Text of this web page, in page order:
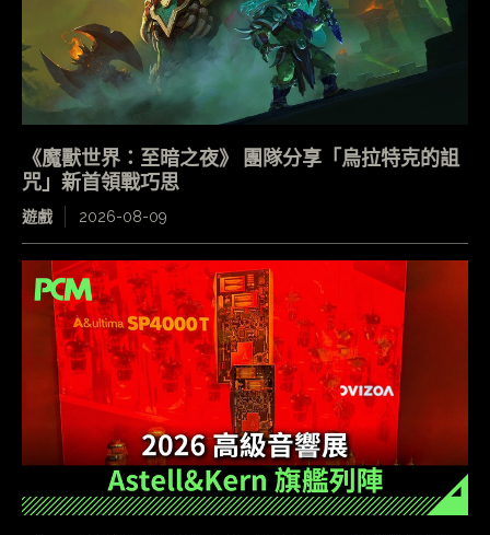
《魔獸世界：至暗之夜》 團隊分享「烏拉特克的詛
咒」新首領戰巧思
遊戲 2026-08-09